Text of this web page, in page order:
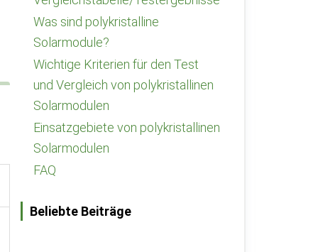
Was sind polykristalline
Solarmodule?
Wichtige Kriterien für den Test
und Vergleich von polykristallinen
Solarmodulen
Einsatzgebiete von polykristallinen
Solarmodulen
FAQ
Beliebte Beiträge